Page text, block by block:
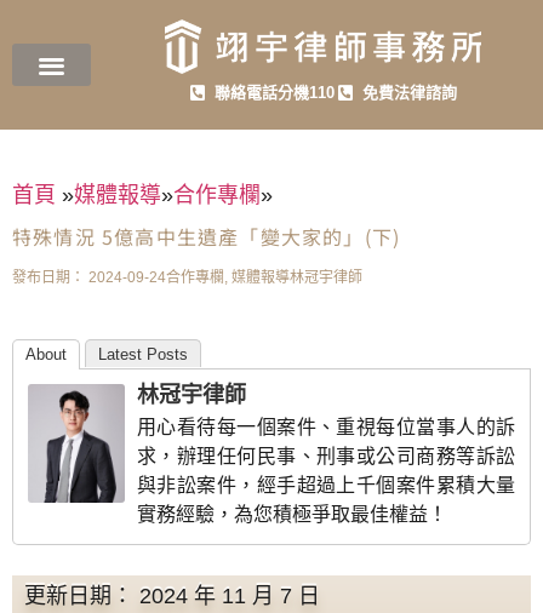
聯絡電話分機110 免費法律諮詢
首頁 »媒體報導»合作專欄»
特殊情況 5億高中生遺產「變大家的」(下)
發布日期： 2024-09-24合作專欄 , 媒體報導林冠宇律師
About Latest Posts
林冠宇律師
用心看待每一個案件、重視每位當事人的訴
求，辦理任何民事、刑事或公司商務等訴訟
與非訟案件，經手超過上千個案件累積大量
實務經驗，為您積極爭取最佳權益！
更新日期： 2024 年 11 月 7 日